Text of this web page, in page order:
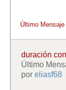
Último Mensaje
duración
Último
por eliasf68